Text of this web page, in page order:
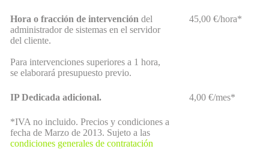
*IVA no incluido. Precios y condiciones a
fecha de Marzo de 2013. Sujeto a las
condiciones generales de contratación
Hora o fracción de intervención del
administrador de sistemas en el servidor
del cliente.
Para intervenciones superiores a 1 hora,
se elaborará presupuesto previo.
45,00 €/hora*
IP Dedicada adicional. 4,00 €/mes*